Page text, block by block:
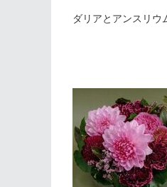
ダリアとアンスリウ